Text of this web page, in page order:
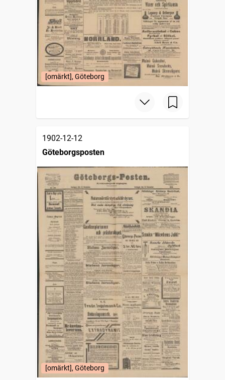
[omärkt], Göteborg
1902-12-12
Göteborgsposten
[omärkt], Göteborg